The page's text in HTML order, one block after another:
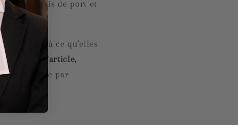
les frais de port et
jusqu'à ce qu'elles
pas l'article,
envoyez-le par